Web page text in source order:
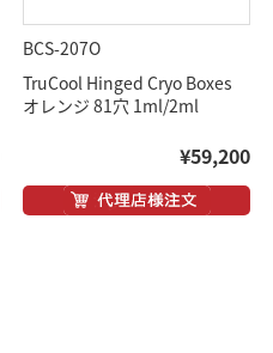
BCS-207O
TruCool Hinged Cryo Boxes
オレンジ 81穴 1ml/2ml
¥59,200